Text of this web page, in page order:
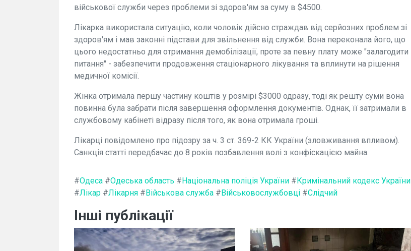
військової служби через проблеми зі здоров'ям за суму в $4500.
Лікарка використала ситуацію, коли чоловік дійсно страждав від серйозних проблем зі
здоров'ям і мав законні підстави для звільнення від служби. Вона переконала його, що
цього недостатньо для отримання демобілізації, проте за певну плату може "залагодити
питання" - забезпечити продовження стаціонарного лікування та вплинути на рішення
медичної комісії.
Жінка отримала першу частину коштів у розмірі $3000 одразу, тоді як решту суми вона
повинна була забрати після завершення оформлення документів. Однак, її затримали в
службовому кабінеті відразу після того, як вона отримала гроші.
Лікарці повідомлено про підозру за ч. 3 ст. 369-2 КК України (зловживання впливом).
Санкція статті передбачає до 8 років позбавлення волі з конфіскацією майна.
#Одеса #Одеська область #Національна поліція України #Кримінальний кодекс України
#Лікар #Лікарня #Військова служба #Військовослужбовці #Слідчий
Інші публікації